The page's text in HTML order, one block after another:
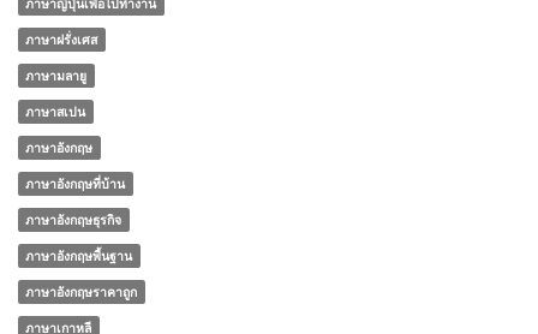
ภาษาฝรั่งเศส
ภาษามลายู
ภาษาสเปน
ภาษาอังกฤษ
ภาษาอังกฤษที่บ้าน
ภาษาอังกฤษธุรกิจ
ภาษาอังกฤษพื้นฐาน
ภาษาอังกฤษราคาถูก
ภาษาเกาหลี